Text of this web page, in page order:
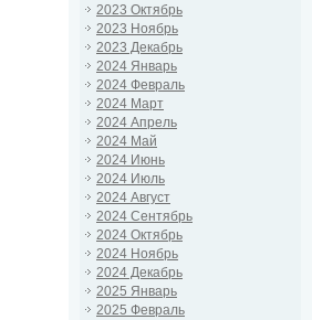
2023 Октябрь
2023 Ноябрь
2023 Декабрь
2024 Январь
2024 Февраль
2024 Март
2024 Апрель
2024 Май
2024 Июнь
2024 Июль
2024 Август
2024 Сентябрь
2024 Октябрь
2024 Ноябрь
2024 Декабрь
2025 Январь
2025 Февраль